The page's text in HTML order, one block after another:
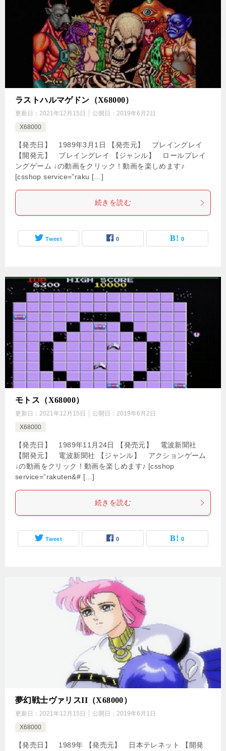
ラストハルマゲドン（X68000）
更新日： 2021年12月15日 公開日： 2019年6月2日
X68000
【発売日】 1989年3月1日 【発売元】 ブレイングレイ
【開発元】 ブレイングレイ 【ジャンル】 ロールプレイ
ングゲーム ↓の動画をクリック！動画を楽しめます♪
[csshop service=”raku […]
続きを読む
Tweet 0 0
モトス（X68000）
更新日： 2021年12月15日 公開日： 2019年6月2日
X68000
【発売日】 1989年11月24日 【発売元】 電波新聞社
【開発元】 電波新聞社 【ジャンル】 アクションゲーム
↓の動画をクリック！動画を楽しめます♪ [csshop
service=”rakuten&# […]
続きを読む
Tweet 0 0
夢幻戦士ヴァリスII（X68000）
更新日： 2021年12月15日 公開日： 2019年6月1日
X68000
【発売日】 1989年 【発売元】 日本テレネット 【開発